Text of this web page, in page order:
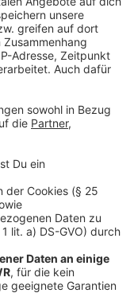
Streamt
ihn fleißig, um
für Auftritte
- meldet Euch